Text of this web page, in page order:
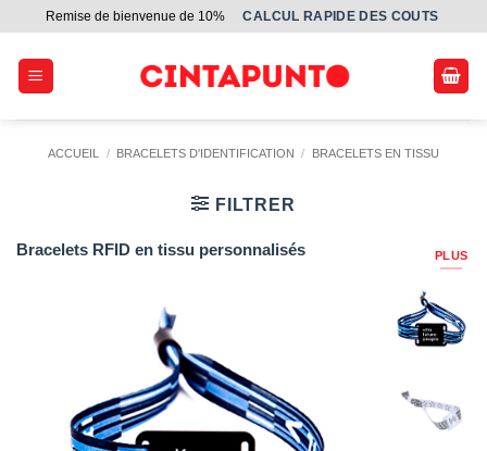
Passer
contenu
Remise de bienvenue de 10% СALCUL RAPIDE DES COUTS
ACCUEIL / BRACELETS D'IDENTIFICATION / BRACELETS EN TISSU
FILTRER
Bracelets RFID en tissu personnalisés PLUS